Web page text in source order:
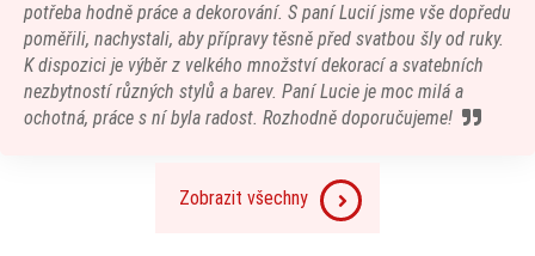
potřeba hodně práce a dekorování. S paní Lucií jsme vše dopředu
poměřili, nachystali, aby přípravy těsně před svatbou šly od ruky.
K dispozici je výběr z velkého množství dekorací a svatebních
nezbytností různých stylů a barev. Paní Lucie je moc milá a
ochotná, práce s ní byla radost. Rozhodně doporučujeme!
Zobrazit všechny